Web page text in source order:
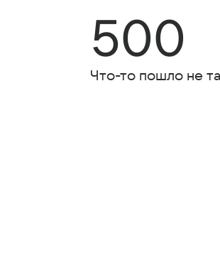
500
Что-то пошло не